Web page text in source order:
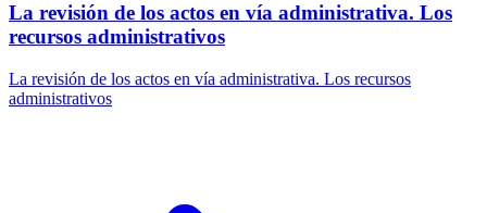
La revisión de los actos en vía administrativa. Los
recursos administrativos
La revisión de los actos en vía administrativa. Los recursos
administrativos